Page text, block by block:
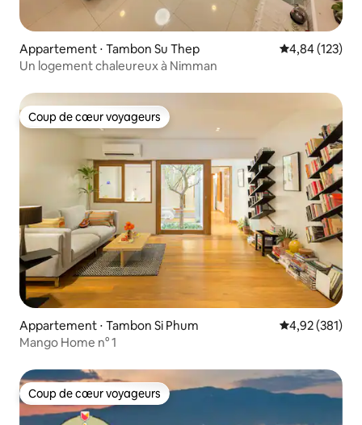
Appartement ⋅ Tambon Su Thep Évaluation
4,84 (123)
Un logement chaleureux à Nimman
Coup de cœur voyageurs
Coup de cœur voyageurs
Appartement ⋅ Tambon Si Phum Évaluation
4,92 (381)
Mango Home n° 1
Coup de cœur voyageurs
Coup de cœur voyageurs